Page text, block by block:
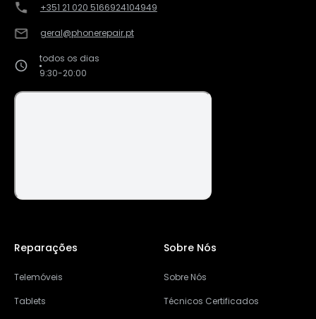
+351 21 020 5166924104949
geral@phonerepair.pt
todos os dias
9:30-20:00
Reparações
Telemóveis
Tablets
Sobre Nós
Sobre Nós
Técnicos Certificados